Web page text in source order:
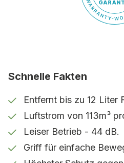
Kapazität
Hält kleine
Trocknet sanft
Hoher
Geeignet für
Schnelle Fakten
Entfernt bis zu 12 Liter
Luftstrom von 113m³
Leiser Betrieb - 44 dB.
Griff für einfache